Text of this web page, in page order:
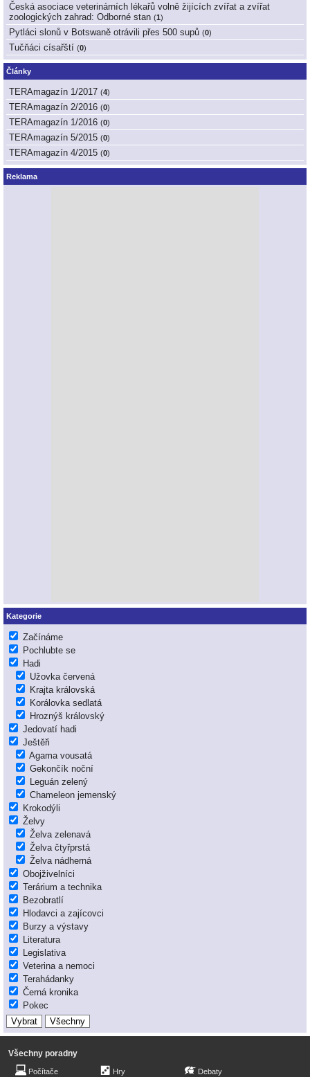
Česká asociace veterinárních lékařů volně žijících zvířat a zvířat
zoologických zahrad: Odborné stan (1)
Pytláci slonů v Botswaně otrávili přes 500 supů (0)
Tučňáci císařští (0)
Články
TERAmagazín 1/2017 (4)
TERAmagazín 2/2016 (0)
TERAmagazín 1/2016 (0)
TERAmagazín 5/2015 (0)
TERAmagazín 4/2015 (0)
Reklama
Kategorie
Začínáme
Pochlubte se
Hadi
Užovka červená
Krajta královská
Korálovka sedlatá
Hroznýš královský
Jedovatí hadi
Ještěři
Agama vousatá
Gekončík noční
Leguán zelený
Chameleon jemenský
Krokodýli
Želvy
Želva zelenavá
Želva čtyřprstá
Želva nádherná
Obojživelníci
Terárium a technika
Bezobratlí
Hlodavci a zajícovci
Burzy a výstavy
Literatura
Legislativa
Veterina a nemoci
Terahádanky
Černá kronika
Pokec
Všechny poradny
Počítače Hry Debaty